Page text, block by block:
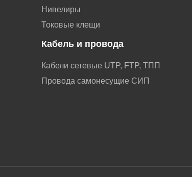
Нивелиры
Токовые клещи
Кабель и провода
Кабели сетевые UTP, FTP, ТПП
Провода самонесущие СИП